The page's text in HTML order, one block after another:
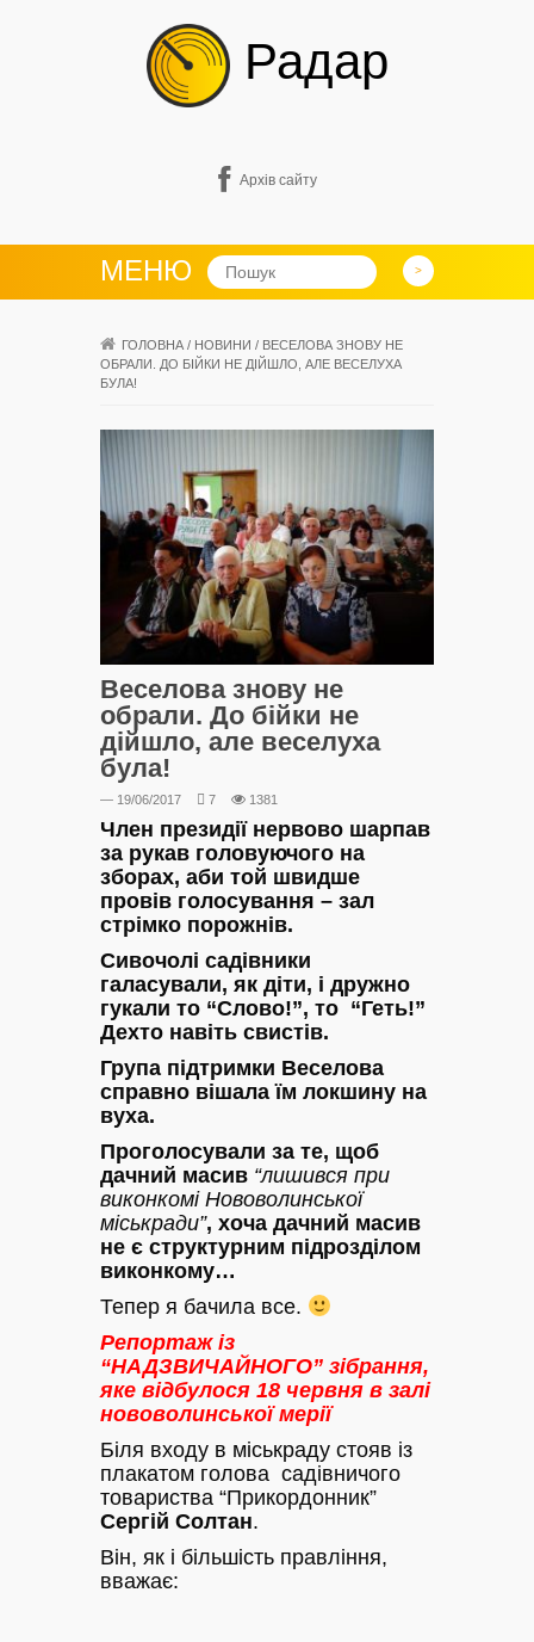
Радар
Архів сайту
МЕНЮ
ГОЛОВНА / НОВИНИ / ВЕСЕЛОВА ЗНОВУ НЕ
ОБРАЛИ. ДО БІЙКИ НЕ ДІЙШЛО, АЛЕ ВЕСЕЛУХА
БУЛА!
Веселова знову не
обрали. До бійки не
дійшло, але веселуха
була!
— 19/06/2017 7 1381
Член президії нервово шарпав
за рукав головуючого на
зборах, аби той швидше
провів голосування – зал
стрімко порожнів.
Сивочолі садівники
галасували, як діти, і дружно
гукали то “Слово!”, то “Геть!”
Дехто навіть свистів.
Група підтримки Веселова
справно вішала їм локшину на
вуха.
Проголосували за те, щоб
дачний масив “лишився при
виконкомі Нововолинської
міськради”, хоча дачний масив
не є структурним підрозділом
виконкому…
Тепер я бачила все.
Репортаж із
“НАДЗВИЧАЙНОГО” зібрання,
яке відбулося 18 червня в залі
нововолинської мерії
Біля входу в міськраду стояв із
плакатом голова садівничого
товариства “Прикордонник”
Сергій Солтан.
Він, як і більшість правління,
вважає: